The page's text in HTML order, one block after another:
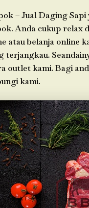
– Jual Daging
Anda cukup relax
atau belanja online
terjangkau.
outlet kami. Bagi
kami.